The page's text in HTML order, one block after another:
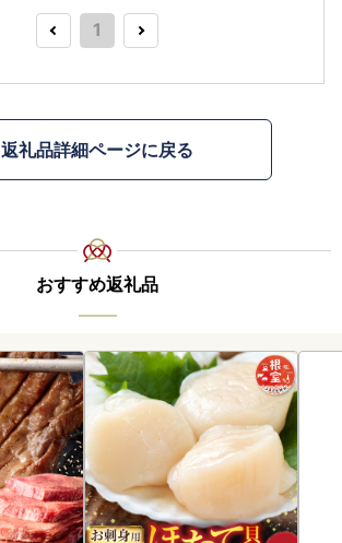
1
返礼品詳細ページに戻る
おすすめ返礼品